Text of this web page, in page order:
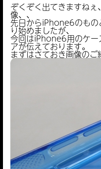
ぞくぞく出てきますね
像、、
先日からiPhone6のもの
り始めましたが、
今回はiPhone6用のケー
アが伝えております。
まずはさておき画像のご